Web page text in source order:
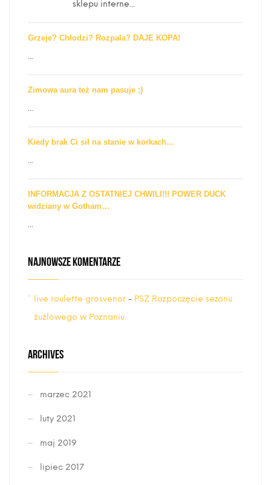
sklepu interne...
Grzeje? Chłodzi? Rozpala? DAJE KOPA!
...
Zimowa aura też nam pasuje ;)
...
Kiedy brak Ci sił na stanie w korkach…
...
INFORMACJA Z OSTATNIEJ CHWILI!!! POWER DUCK
widziany w Gotham…
...
NAJNOWSZE KOMENTARZE
live roulette grosvenor - PSZ Rozpoczęcie sezonu
żużlowego w Poznaniu
ARCHIVES
marzec 2021
luty 2021
maj 2019
lipiec 2017